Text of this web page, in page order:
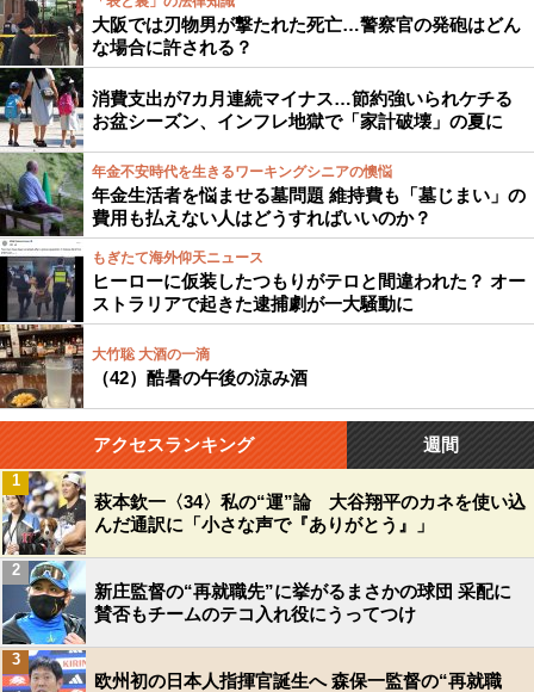
大阪では刃物男が撃たれた死亡…警察官の発砲はどん
な場合に許される？
消費支出が7カ月連続マイナス…節約強いられケチる
お盆シーズン、インフレ地獄で「家計破壊」の夏に
年金不安時代を生きるワーキングシニアの懊悩
年金生活者を悩ませる墓問題 維持費も「墓じまい」の
費用も払えない人はどうすればいいのか？
もぎたて海外仰天ニュース
ヒーローに仮装したつもりがテロと間違われた？ オー
ストラリアで起きた逮捕劇が一大騒動に
大竹聡 大酒の一滴
（42）酷暑の午後の涼み酒
アクセスランキング 週間
萩本欽一〈34〉私の“運”論 大谷翔平のカネを使い込
んだ通訳に「小さな声で『ありがとう』」
1
新庄監督の“再就職先”に挙がるまさかの球団 采配に
賛否もチームのテコ入れ役にうってつけ
2
欧州初の日本人指揮官誕生へ 森保一監督の“再就職
3